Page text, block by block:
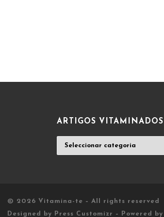
ARTIGOS VITAMINADOS
VITAMINADOS
© 2026 Vitamina-te – All rights reserved
Designed by
Press Customizr – Powered by